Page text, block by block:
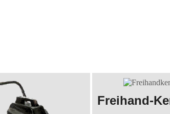
Freihand-